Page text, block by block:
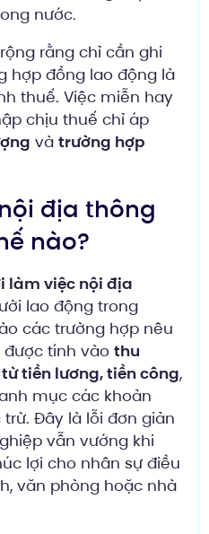
nước.
rằng chỉ cần ghi
hợp đồng lao động là
thuế. Việc miễn hay
chịu thuế chỉ áp
và trường hợp
địa thông
nào?
làm việc nội địa
lao động trong
các trường hợp nêu
tính vào thu
tiền lương, tiền công,
mục các khoản
Đây là lỗi đơn giản
vẫn vướng khi
lợi cho nhân sự điều
văn phòng hoặc nhà